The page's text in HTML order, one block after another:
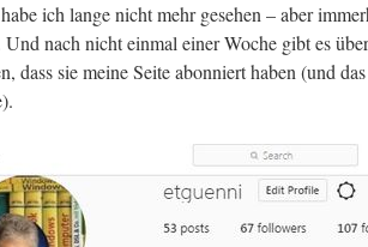
ich lange nicht mehr gesehen – aber
Und nach nicht einmal einer Woche gibt es
dass sie meine Seite abonniert haben (und